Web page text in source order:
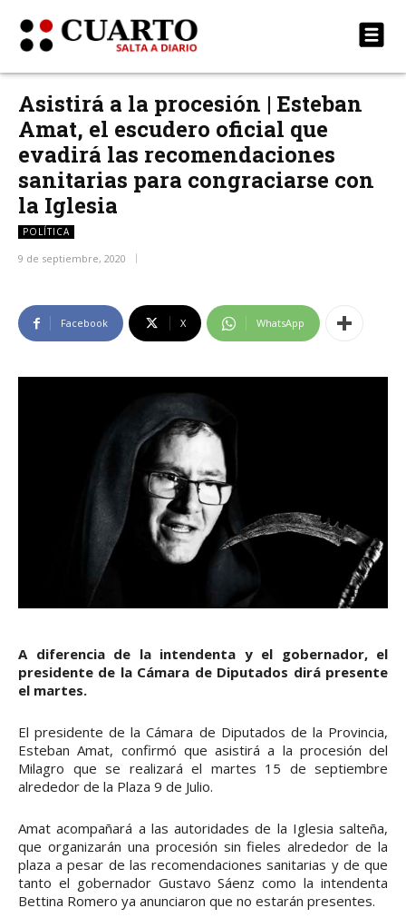
Asistirá a la procesión | Esteban
Amat, el escudero oficial que
evadirá las recomendaciones
sanitarias para congraciarse con
la Iglesia
POLÍTICA
9 de septiembre, 2020
Facebook X WhatsApp
A diferencia de la intendenta y el gobernador, el
presidente de la Cámara de Diputados dirá presente
el martes.
El presidente de la Cámara de Diputados de la Provincia,
Esteban Amat, confirmó que asistirá a la procesión del
Milagro que se realizará el martes 15 de septiembre
alrededor de la Plaza 9 de Julio.
Amat acompañará a las autoridades de la Iglesia salteña,
que organizarán una procesión sin fieles alrededor de la
plaza a pesar de las recomendaciones sanitarias y de que
tanto el gobernador Gustavo Sáenz como la intendenta
Bettina Romero ya anunciaron que no estarán presentes.